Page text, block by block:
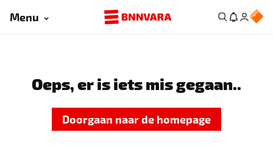
Menu
Oeps, er is iets mis gegaan..
Doorgaan naar de homepage